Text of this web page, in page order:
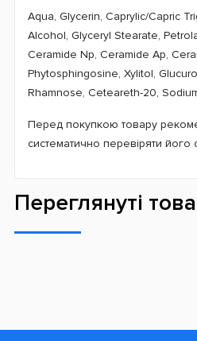
Aqua, Glycerin, Caprylic/Capric
Alcohol, Glyceryl Stearate,
Ceramide Np, Ceramide Ap,
Phytosphingosine, Xylitol,
Rhamnose, Ceteareth-20,
Перед покупкою товару
систематично перевіряти його
Переглянуті